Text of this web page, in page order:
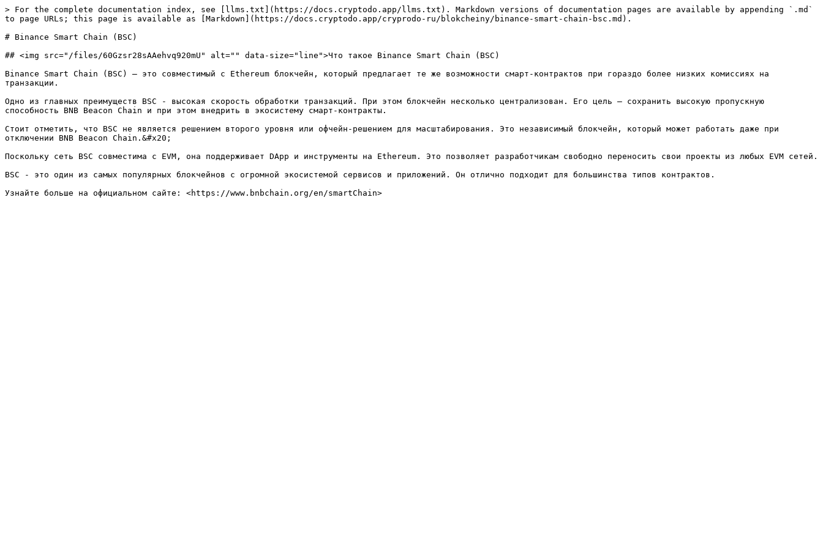
> For the complete documentation index, see [llms.txt](https://docs.cryptodo.app/llms.txt). Markdown versions of documentation pages are available by appending `.md`
to page URLs; this page is available as [Markdown](https://docs.cryptodo.app/cryprodo-ru/blokcheiny/binance-smart-chain-bsc.md).
# Binance Smart Chain (BSC)
## <img src="/files/60Gzsr28sAAehvq920mU" alt="" data-size="line">Что такое Binance Smart Chain (BSC)
Binance Smart Chain (BSC) — это совместимый с Ethereum блокчейн, который предлагает те же возможности смарт-контрактов при гораздо более низких комиссиях на
транзакции.
Одно из главных преимуществ BSC - высокая скорость обработки транзакций. При этом блокчейн несколько централизован. Его цель — сохранить высокую пропускную
способность BNB Beacon Chain и при этом внедрить в экосистему смарт-контракты.
Стоит отметить, что BSC не является решением второго уровня или офчейн-решением для масштабирования. Это независимый блокчейн, который может работать даже при
отключении BNB Beacon Chain.&#x20;
Поскольку сеть BSC совместима с EVM, она поддерживает DApp и инструменты на Ethereum. Это позволяет разработчикам свободно переносить свои проекты из любых EVM сетей.
BSC - это один из самых популярных блокчейнов с огромной экосистемой сервисов и приложений. Он отлично подходит для большинства типов контрактов.